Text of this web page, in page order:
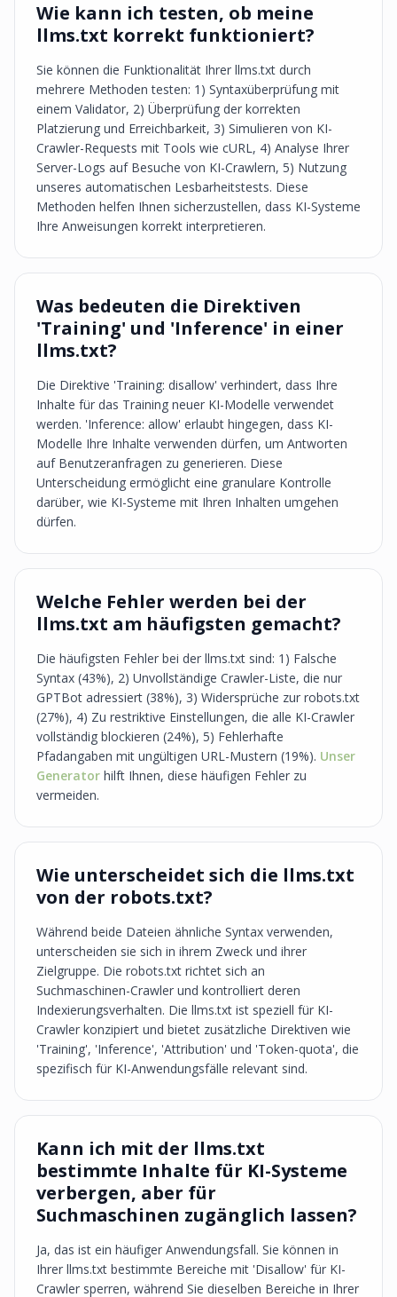
Wie kann ich testen, ob meine
llms.txt korrekt funktioniert?
Sie können die Funktionalität Ihrer llms.txt durch
mehrere Methoden testen: 1) Syntaxüberprüfung mit
einem Validator, 2) Überprüfung der korrekten
Platzierung und Erreichbarkeit, 3) Simulieren von KI-
Crawler-Requests mit Tools wie cURL, 4) Analyse Ihrer
Server-Logs auf Besuche von KI-Crawlern, 5) Nutzung
unseres automatischen Lesbarheitstests. Diese
Methoden helfen Ihnen sicherzustellen, dass KI-Systeme
Ihre Anweisungen korrekt interpretieren.
Was bedeuten die Direktiven
'Training' und 'Inference' in einer
llms.txt?
Die Direktive 'Training: disallow' verhindert, dass Ihre
Inhalte für das Training neuer KI-Modelle verwendet
werden. 'Inference: allow' erlaubt hingegen, dass KI-
Modelle Ihre Inhalte verwenden dürfen, um Antworten
auf Benutzeranfragen zu generieren. Diese
Unterscheidung ermöglicht eine granulare Kontrolle
darüber, wie KI-Systeme mit Ihren Inhalten umgehen
dürfen.
Welche Fehler werden bei der
llms.txt am häufigsten gemacht?
Die häufigsten Fehler bei der llms.txt sind: 1) Falsche
Syntax (43%), 2) Unvollständige Crawler-Liste, die nur
GPTBot adressiert (38%), 3) Widersprüche zur robots.txt
(27%), 4) Zu restriktive Einstellungen, die alle KI-Crawler
vollständig blockieren (24%), 5) Fehlerhafte
Pfadangaben mit ungültigen URL-Mustern (19%). Unser
Generator hilft Ihnen, diese häufigen Fehler zu
vermeiden.
Wie unterscheidet sich die llms.txt
von der robots.txt?
Während beide Dateien ähnliche Syntax verwenden,
unterscheiden sie sich in ihrem Zweck und ihrer
Zielgruppe. Die robots.txt richtet sich an
Suchmaschinen-Crawler und kontrolliert deren
Indexierungsverhalten. Die llms.txt ist speziell für KI-
Crawler konzipiert und bietet zusätzliche Direktiven wie
'Training', 'Inference', 'Attribution' und 'Token-quota', die
spezifisch für KI-Anwendungsfälle relevant sind.
Kann ich mit der llms.txt
bestimmte Inhalte für KI-Systeme
verbergen, aber für
Suchmaschinen zugänglich lassen?
Ja, das ist ein häufiger Anwendungsfall. Sie können in
Ihrer llms.txt bestimmte Bereiche mit 'Disallow' für KI-
Crawler sperren, während Sie dieselben Bereiche in Ihrer